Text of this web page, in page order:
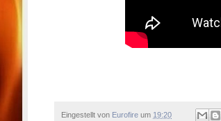
Eingestellt von Eurofire um 19:20